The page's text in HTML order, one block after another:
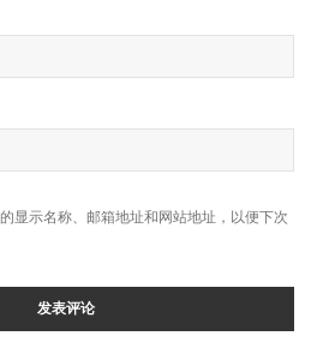
显示名称、邮箱地址和网站地址，以便下次